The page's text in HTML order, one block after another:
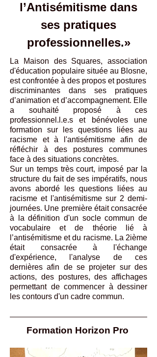
l’Antisémitisme dans
ses pratiques
professionnelles.»
La Maison des Squares, association
d'éducation populaire située au Blosne,
est confrontée à des propos et postures
discriminantes dans ses pratiques
d’animation et d’accompagnement. Elle
a souhaité proposé à ces
professionnel.l.e.s et bénévoles une
formation sur les questions liées au
racisme et à l'antisémitisme afin de
réfléchir à des postures communes
face à des situations concrètes.
Sur un temps très court, imposé par la
structure du fait de ses impératifs, nous
avons abordé les questions liées au
racisme et l'antisémitisme sur 2 demi-
journées. Une première était consacrée
à la définition d'un socle commun de
vocabulaire et de théorie lié à
l’antisémitisme et du racisme. La 2ième
était consacrée à l'échange
d'expérience, l'analyse de ces
dernières afin de se projeter sur des
actions, des postures, des affichages
permettant de commencer à dessiner
les contours d'un cadre commun.
Formation Horizon Pro